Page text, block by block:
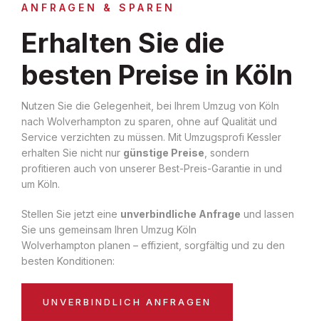
ANFRAGEN & SPAREN
Erhalten Sie die
besten Preise in Köln
Nutzen Sie die Gelegenheit, bei Ihrem Umzug von Köln
nach Wolverhampton zu sparen, ohne auf Qualität und
Service verzichten zu müssen. Mit Umzugsprofi Kessler
erhalten Sie nicht nur günstige Preise , sondern
profitieren auch von unserer Best-Preis-Garantie in und
um Köln.
Stellen Sie jetzt eine unverbindliche Anfrage und lassen
Sie uns gemeinsam Ihren Umzug Köln
Wolverhampton planen – effizient, sorgfältig und zu den
besten Konditionen:
UNVERBINDLICH ANFRAGEN